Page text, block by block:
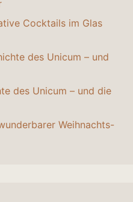
Cocktails im Glas
des Unicum – und
des Unicum – und die
Weihnachts-